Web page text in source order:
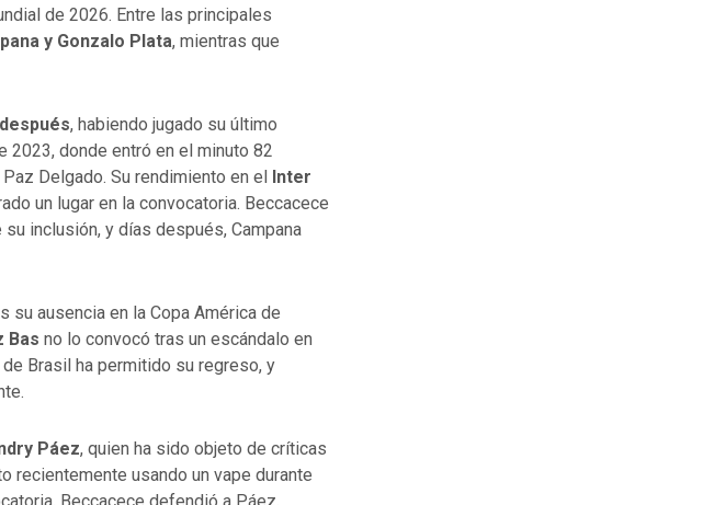
de 2026. Entre las principales
y Gonzalo Plata, mientras que
, habiendo jugado su último
donde entró en el minuto 82
Delgado. Su rendimiento en elInter
un lugar en la convocatoria. Beccacece
inclusión, y días después, Campana
su ausencia en la Copa América de
Bas no lo convocó tras un escándalo en
Brasil ha permitido su regreso, y
Páez, quien ha sido objeto de críticas
recientemente usando un vape durante